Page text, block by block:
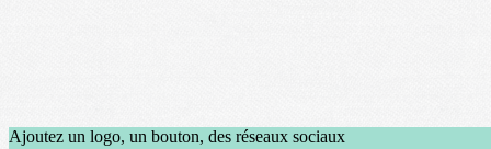
Ajoutez un logo, un bouton, des réseaux sociaux